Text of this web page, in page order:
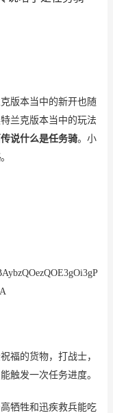
版本当中的新开也随
兰克版本当中的玩法
说什么是任务骑。小
。
的货物，打战士，
触发一次任务进度。
牺牲和迅疾救兵能吃